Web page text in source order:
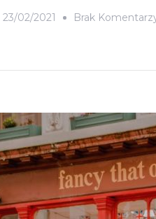
23/02/2021 Brak